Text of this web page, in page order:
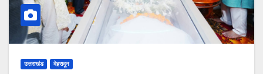
उत्तराखंड देहरादून